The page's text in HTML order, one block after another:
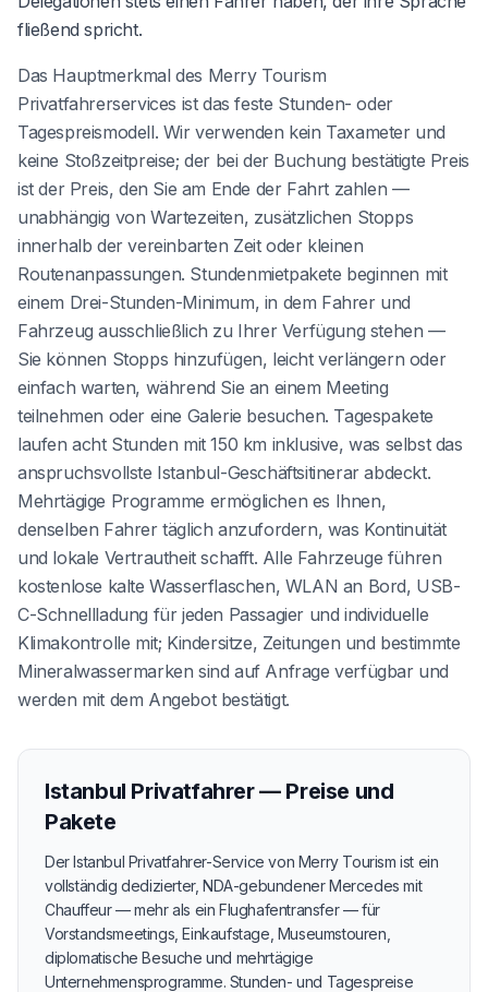
fließend spricht.
Das Hauptmerkmal des Merry Tourism
Privatfahrerservices ist das feste Stunden- oder
Tagespreismodell. Wir verwenden kein Taxameter und
keine Stoßzeitpreise; der bei der Buchung bestätigte Preis
ist der Preis, den Sie am Ende der Fahrt zahlen —
unabhängig von Wartezeiten, zusätzlichen Stopps
innerhalb der vereinbarten Zeit oder kleinen
Routenanpassungen. Stundenmietpakete beginnen mit
einem Drei-Stunden-Minimum, in dem Fahrer und
Fahrzeug ausschließlich zu Ihrer Verfügung stehen —
Sie können Stopps hinzufügen, leicht verlängern oder
einfach warten, während Sie an einem Meeting
teilnehmen oder eine Galerie besuchen. Tagespakete
laufen acht Stunden mit 150 km inklusive, was selbst das
anspruchsvollste Istanbul-Geschäftsitinerar abdeckt.
Mehrtägige Programme ermöglichen es Ihnen,
denselben Fahrer täglich anzufordern, was Kontinuität
und lokale Vertrautheit schafft. Alle Fahrzeuge führen
kostenlose kalte Wasserflaschen, WLAN an Bord, USB-
C-Schnellladung für jeden Passagier und individuelle
Klimakontrolle mit; Kindersitze, Zeitungen und bestimmte
Mineralwassermarken sind auf Anfrage verfügbar und
werden mit dem Angebot bestätigt.
Istanbul Privatfahrer — Preise und
Pakete
Der Istanbul Privatfahrer-Service von Merry Tourism ist ein
vollständig dedizierter, NDA-gebundener Mercedes mit
Chauffeur — mehr als ein Flughafentransfer — für
Vorstandsmeetings, Einkaufstage, Museumstouren,
diplomatische Besuche und mehrtägige
Unternehmensprogramme. Stunden- und Tagespreise